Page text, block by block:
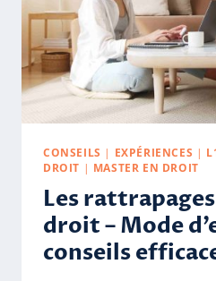
JOUR
J)
CONSEILS | EXPÉRIENCES |
DROIT | MASTER EN DROIT
Les
droit – Mode
conseils